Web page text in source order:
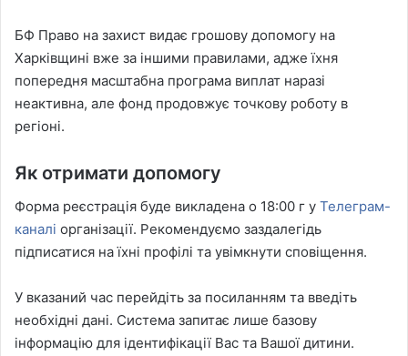
БФ Право на захист видає грошову допомогу на
Харківщині вже за іншими правилами, адже їхня
попередня масштабна програма виплат наразі
неактивна, але фонд продовжує точкову роботу в
регіоні.
Як отримати допомогу
Форма реєстрація буде викладена о 18:00 г у Телеграм-
каналі організації. Рекомендуємо заздалегідь
підписатися на їхні профілі та увімкнути сповіщення.
У вказаний час перейдіть за посиланням та введіть
необхідні дані. Система запитає лише базову
інформацію для ідентифікації Вас та Вашої дитини.